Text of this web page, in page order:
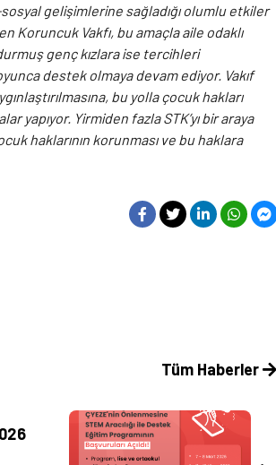
gelişimlerine sağladığı olumlu etkiler
Koruncuk Vakfı, bu amaçla aile odaklı
genç kızlara ise tercihleri
destek olmaya devam ediyor. Vakıf
bu yolla çocuk hakları
yapıyor. Yirmiden fazla STK’yı bir araya
haklarının korunması ve bu haklara
Tüm Haberler